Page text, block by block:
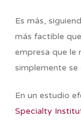
Es más,
más factible
empresa que le
simplemente
En un estudio
Specialty